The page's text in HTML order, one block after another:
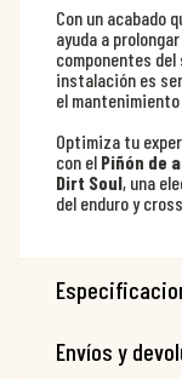
Con un acabado
ayuda a
componentes
instalación es
el
Optimiza tu
con el Piñón de
Dirt Soul, una
del enduro y
Envíos y